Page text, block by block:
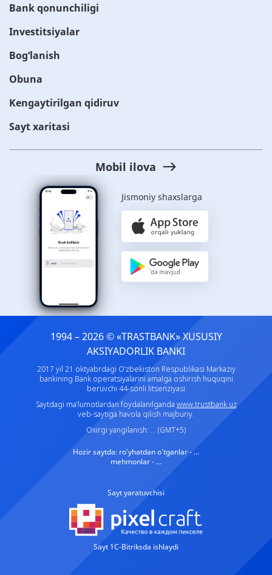
Bank qonunchiligi
Investitsiyalar
Bog‘lanish
Obuna
Kengaytirilgan qidiruv
Sayt xaritasi
Mobil ilova
Jismoniy shaxslarga
1994 – 2026 © «TRASTBANK» ХUSUSIY
AKSIYADORLIK BANKI
2017 yil 21 oktyabrdagi O‘zbekiston Respublikasi Markaziy
bankining Bank operatsiyalarini amalga oshirish huquqini
beruvchi 44-sonli litsenziyasi
Saytdagi ma’lumotlardan foydalanilganda www.trustbank.uz
veb-saytiga havola qilish majburiy.
Oxirgi yangilanish: ... (GMT+5)
Hozir saytda: ro'yhatdan o'tganlar - ...
mehmonlar - ...
Sayt yaratuvchisi